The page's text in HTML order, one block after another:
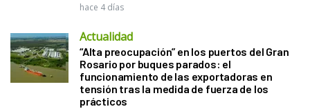
hace 4 días
Actualidad
“Alta preocupación” en los puertos del Gran
Rosario por buques parados: el
funcionamiento de las exportadoras en
tensión tras la medida de fuerza de los
prácticos